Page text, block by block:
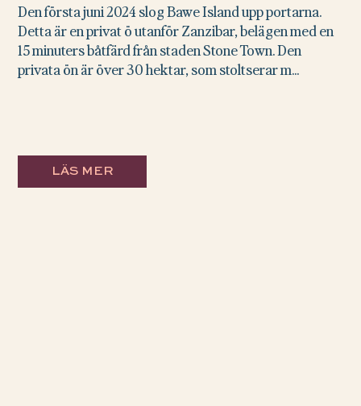
LÄS MER
Den första juni 2024 slog Bawe Island upp portarna.
Detta är en privat ö utanför Zanzibar, belägen med en
15 minuters båtfärd från staden Stone Town. Den
privata ön är över 30 hektar, som stoltserar m...